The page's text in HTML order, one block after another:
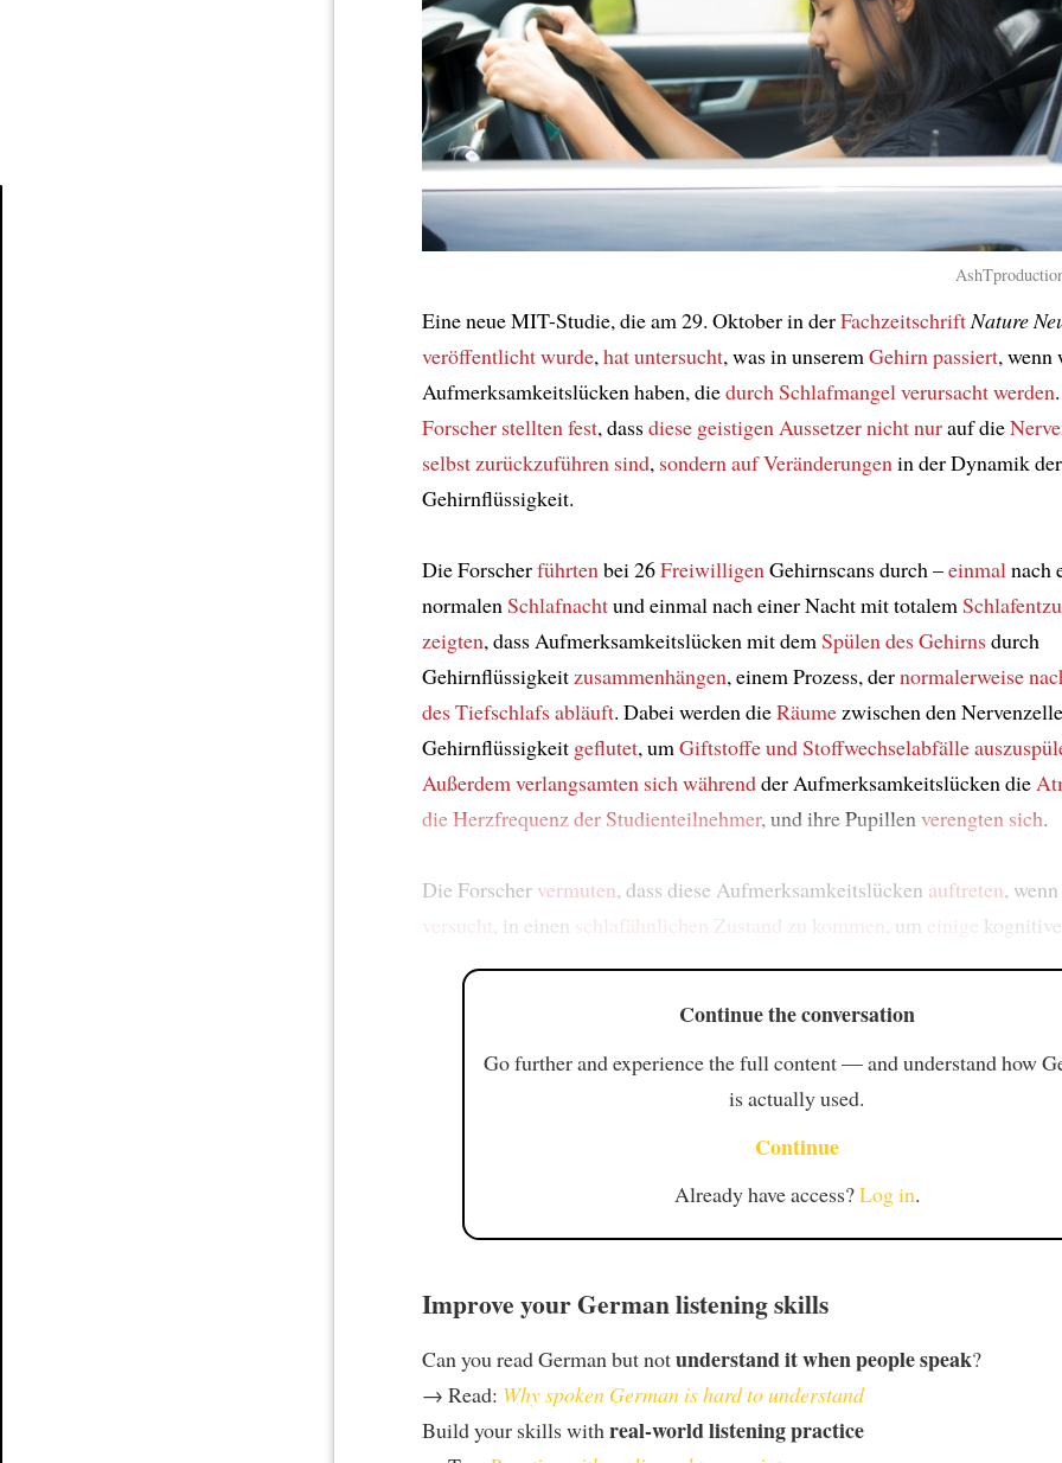
Eine neue MIT-Studie, die am 29. Oktober in derFachzeitschriftNature
veröffentlicht wurde,hat untersucht, was in unseremGehirnpassiert, wenn
Aufmerksamkeitslücken haben, diedurch Schlafmangel verursacht werden
Forscher stellten fest, dassdiese geistigen Aussetzernicht nurauf die
selbstzurückzuführen sind, sondern auf Veränderungenin der Dynamik der
Gehirnflüssigkeit.
Die Forscherführtenbei 26FreiwilligenGehirnscans durch –einmalnach
normalenSchlafnachtund einmal nach einer Nacht mit totalem
zeigten, dass Aufmerksamkeitslücken mit demSpülen des Gehirnsdurch
Gehirnflüssigkeitzusammenhängen, einem Prozess, dernormalerweise
des Tiefschlafsabläuft. Dabei werden dieRäumezwischen den
Gehirnflüssigkeit geflutet, umGiftstoffe und Stoffwechselabfälle
Außerdemverlangsamten sichwährendder Aufmerksamkeitslücken die
die Herzfrequenzder Studienteilnehmer, und ihre Pupillenverengten sich.
Die Forscher vermuten, dass diese Aufmerksamkeitslücken auftreten,
versucht
, in einen schlafähnlichen Zustand zu kommen , um einige
Continue the conversation
Go further and experience the full content — and understand how
is actually used.
Continue
Already have access?Log in.
Improve your German listening skills
Can you read German but notunderstand it when people speak?
→ Read: Why spoken German is hard to understand
Build your skills with real-world listening practice